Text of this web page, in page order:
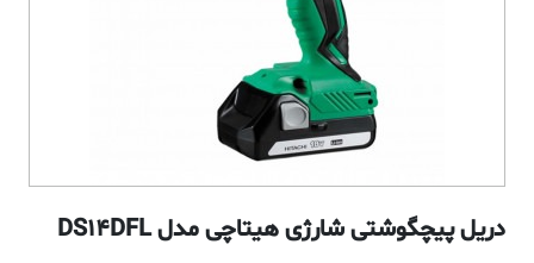
دریل پیچگوشتی شارژی هیتاچی مدل DS14DFL